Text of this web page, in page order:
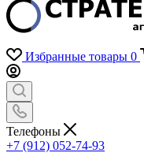
Избранные товары 0
Телефоны
+7 (912) 052-74-93